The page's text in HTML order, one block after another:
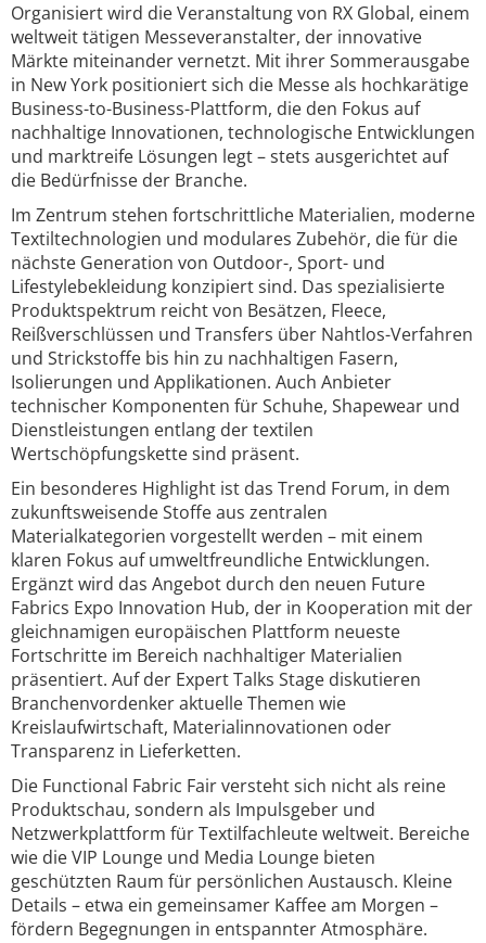
Organisiert wird die Veranstaltung von RX Global, einem
weltweit tätigen Messeveranstalter, der innovative
Märkte miteinander vernetzt. Mit ihrer Sommerausgabe
in New York positioniert sich die Messe als hochkarätige
Business-to-Business-Plattform, die den Fokus auf
nachhaltige Innovationen, technologische Entwicklungen
und marktreife Lösungen legt – stets ausgerichtet auf
die Bedürfnisse der Branche.
Im Zentrum stehen fortschrittliche Materialien, moderne
Textiltechnologien und modulares Zubehör, die für die
nächste Generation von Outdoor-, Sport- und
Lifestylebekleidung konzipiert sind. Das spezialisierte
Produktspektrum reicht von Besätzen, Fleece,
Reißverschlüssen und Transfers über Nahtlos-Verfahren
und Strickstoffe bis hin zu nachhaltigen Fasern,
Isolierungen und Applikationen. Auch Anbieter
technischer Komponenten für Schuhe, Shapewear und
Dienstleistungen entlang der textilen
Wertschöpfungskette sind präsent.
Ein besonderes Highlight ist das Trend Forum, in dem
zukunftsweisende Stoffe aus zentralen
Materialkategorien vorgestellt werden – mit einem
klaren Fokus auf umweltfreundliche Entwicklungen.
Ergänzt wird das Angebot durch den neuen Future
Fabrics Expo Innovation Hub, der in Kooperation mit der
gleichnamigen europäischen Plattform neueste
Fortschritte im Bereich nachhaltiger Materialien
präsentiert. Auf der Expert Talks Stage diskutieren
Branchenvordenker aktuelle Themen wie
Kreislaufwirtschaft, Materialinnovationen oder
Transparenz in Lieferketten.
Die Functional Fabric Fair versteht sich nicht als reine
Produktschau, sondern als Impulsgeber und
Netzwerkplattform für Textilfachleute weltweit. Bereiche
wie die VIP Lounge und Media Lounge bieten
geschützten Raum für persönlichen Austausch. Kleine
Details – etwa ein gemeinsamer Kaffee am Morgen –
fördern Begegnungen in entspannter Atmosphäre.